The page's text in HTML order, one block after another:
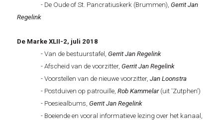
- De Oude of St. Pancratiuskerk (Brummen),Gerrit Jan
Regelink
De Marke XLII-2, juli 2018
- Van de bestuurstafel,Gerrit Jan Regelink
- Afscheid van de voorzitter,Gerrit Jan Regelink
- Voorstellen van de nieuwe voorzitter,Jan Loonstra
- Postduiven op patrouille,Rob Kammelar(uit 'Zutphen')
- Poesiealbums,Gerrit Jan Regelink
- Boeiende en vooral informatieve lezing over het kanaal,